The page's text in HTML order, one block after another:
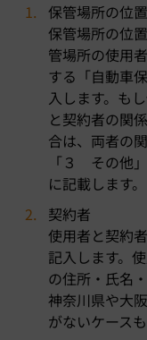
保管場所の位
保管場所の位
管場所の使用
する「自動車
入します。も
と契約者の関
合は、両者の
「３ その他
に記載します。
契約者
使用者と契約
記入します。
の住所・氏名
神奈川県や大
がないケースも